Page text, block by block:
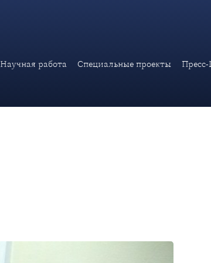
Научная работа Специальные проекты